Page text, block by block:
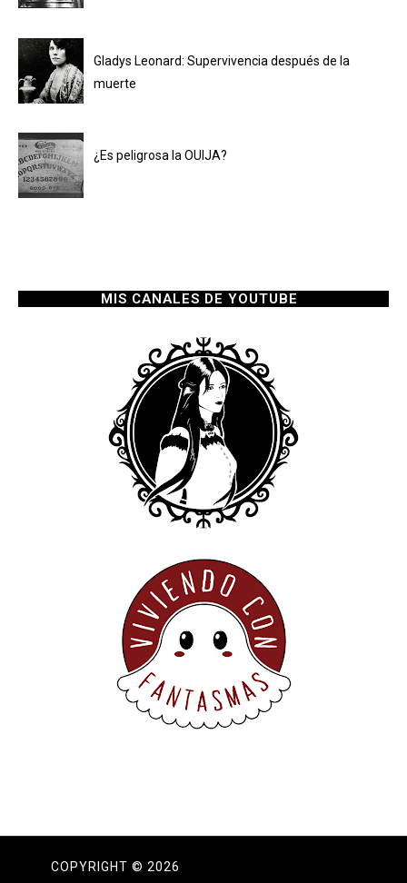
Gladys Leonard: Supervivencia después de la
muerte
¿Es peligrosa la OUIJA?
MIS CANALES DE YOUTUBE
COPYRIGHT © 2026